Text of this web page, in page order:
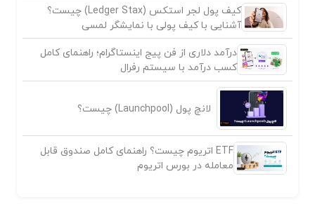
کیف پول لجر استکس (Ledger Stax) چیست؟
آشنایی با کیف پولی با نمایشگر لمسی
درآمد دلاری از فن پیج اینستاگرام؛ راهنمای کامل
کسب درآمد با سیستم رفرال
لانچ پول (Launchpool) چیست؟
ETF اتریوم چیست؟ راهنمای کامل صندوق قابل
معامله در بورس اتریوم